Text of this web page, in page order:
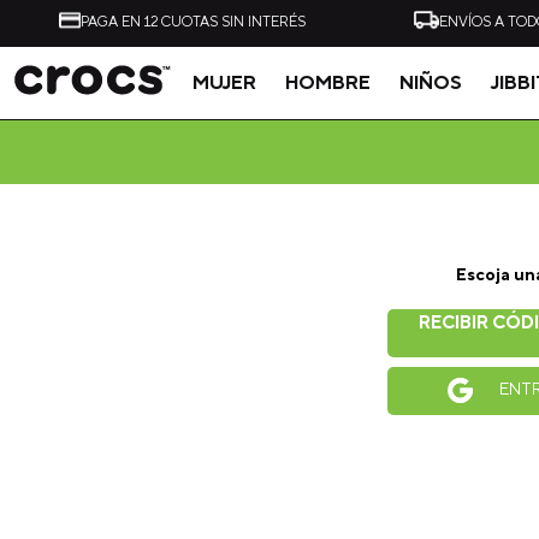
PAGA EN 12 CUOTAS SIN INTERÉS ENVÍOS A
MUJER HOMBRE NIÑOS
Escoja
RECIBIR
Tal vez te interese
-20%
ZUECO UNISEX
CLOG VERDE CLARO
$ 990 $